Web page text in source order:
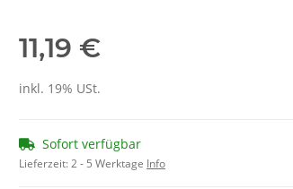
11,19 €
inkl. 19% USt.
Sofort verfügbar
Lieferzeit:2 - 5 Werktage Info